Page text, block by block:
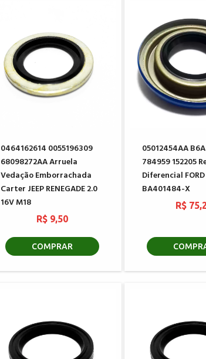
0464162614 0055196309
68098272AA Arruela
Vedação Emborrachada
Carter JEEP RENEGADE 2.0
16V M18
R$ 9,50
COMPRAR
05012454AA
784959 152205
Diferencial
BA401484-X
R$